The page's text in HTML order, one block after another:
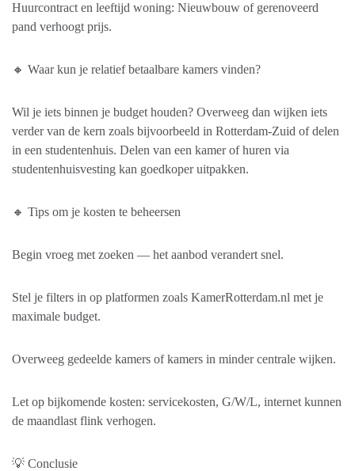
Huurcontract en leeftijd woning: Nieuwbouw of gerenoveerd
pand verhoogt prijs.
🔸 Waar kun je relatief betaalbare kamers vinden?
Wil je iets binnen je budget houden? Overweeg dan wijken iets
verder van de kern zoals bijvoorbeeld in Rotterdam-Zuid of delen
in een studentenhuis. Delen van een kamer of huren via
studentenhuisvesting kan goedkoper uitpakken.
🔸 Tips om je kosten te beheersen
Begin vroeg met zoeken — het aanbod verandert snel.
Stel je filters in op platformen zoals KamerRotterdam.nl met je
maximale budget.
Overweeg gedeelde kamers of kamers in minder centrale wijken.
Let op bijkomende kosten: servicekosten, G/W/L, internet kunnen
de maandlast flink verhogen.
💡 Conclusie